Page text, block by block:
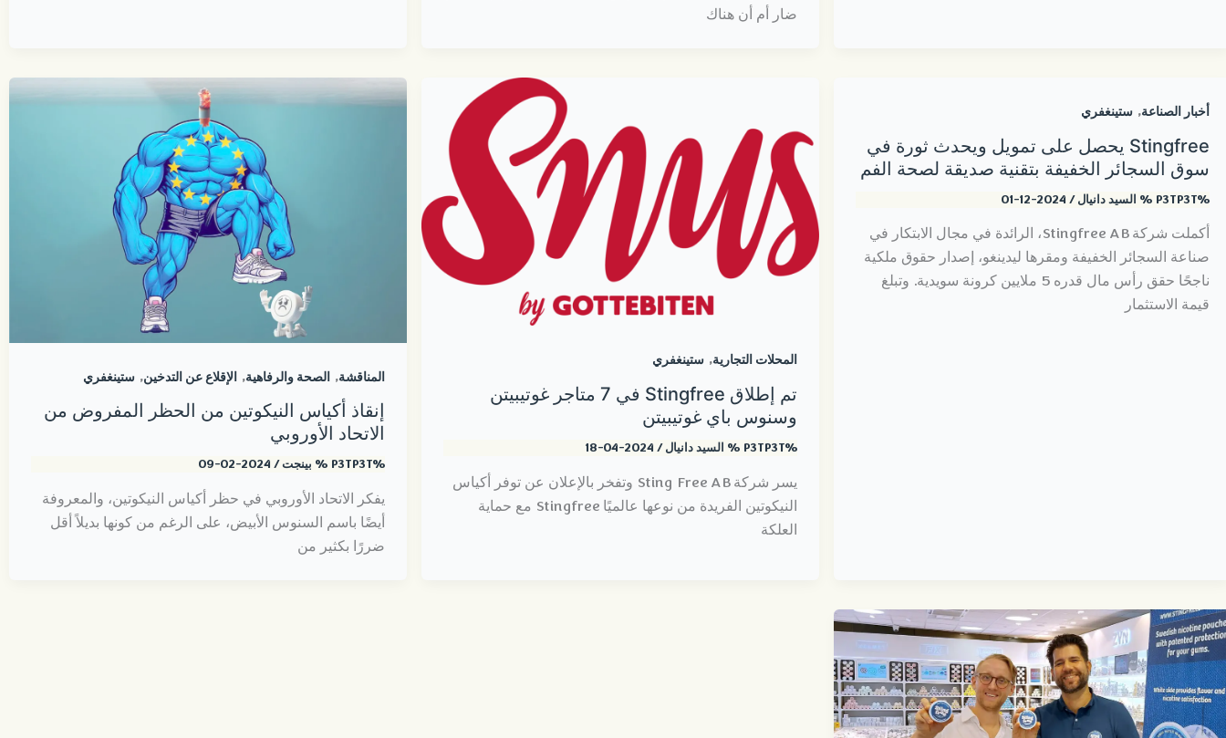
ضار أم أن هناك
أخبار الصناعة, ستينغفري
Stingfree يحصل على تمويل ويحدث ثورة في
سوق السجائر الخفيفة بتقنية صديقة لصحة الفم
%P3TP3T % السيد دانيال/
2024-12-01
أكملت شركة Stingfree AB، الرائدة في مجال الابتكار في
صناعة السجائر الخفيفة ومقرها ليدينغو، إصدار حقوق ملكية
ناجحًا حقق رأس مال قدره 5 ملايين كرونة سويدية. وتبلغ
قيمة الاستثمار
المحلات التجارية, ستينغفري
تم إطلاق Stingfree في 7 متاجر غوتيبيتن
وسنوس باي غوتيبيتن
%P3TP3T % السيد دانيال/
2024-04-18
يسر شركة Sting Free AB وتفخر بالإعلان عن توفر أكياس
النيكوتين الفريدة من نوعها عالميًا Stingfree مع حماية
العلكة
المناقشة, الصحة والرفاهية, الإقلاع عن التدخين, ستينغفري
إنقاذ أكياس النيكوتين من الحظر المفروض من
الاتحاد الأوروبي
%P3TP3T % بينجت/
2024-02-09
يفكر الاتحاد الأوروبي في حظر أكياس النيكوتين، والمعروفة
أيضًا باسم السنوس الأبيض، على الرغم من كونها بديلاً أقل
ضررًا بكثير من